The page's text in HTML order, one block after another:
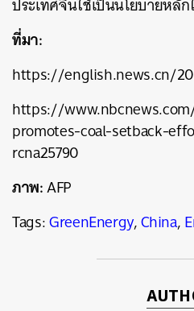
ที่มา:
https://english.news.cn/
https://
promotes-coal-setback-
rcna25790
ภาพ:AFP
Tags:GreenEnergy,China,